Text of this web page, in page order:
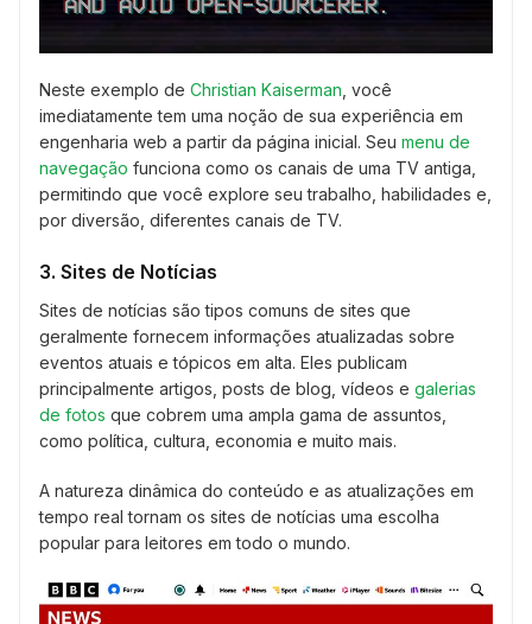
Neste exemplo de Christian Kaiserman , você
imediatamente tem uma noção de sua experiência em
engenharia web a partir da página inicial. Seu menu de
navegação funciona como os canais de uma TV antiga,
permitindo que você explore seu trabalho, habilidades e,
por diversão, diferentes canais de TV.
3. Sites de Notícias
Sites de notícias são tipos comuns de sites que
geralmente fornecem informações atualizadas sobre
eventos atuais e tópicos em alta. Eles publicam
principalmente artigos, posts de blog, vídeos e galerias
de fotos que cobrem uma ampla gama de assuntos,
como política, cultura, economia e muito mais.
A natureza dinâmica do conteúdo e as atualizações em
tempo real tornam os sites de notícias uma escolha
popular para leitores em todo o mundo.